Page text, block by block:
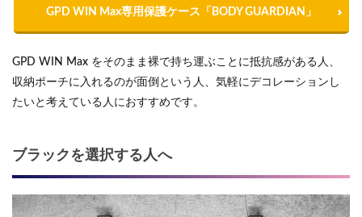
GPD WIN Max専用保護ケース「BODY GUARDIAN」
GPD WIN Max をそのまま裸で持ち運ぶことに抵抗感がある人、
収納ポーチに入れるのが面倒という人、気軽にデコレーションし
たいと考えている人におすすめです。
ブラックを選択する人へ